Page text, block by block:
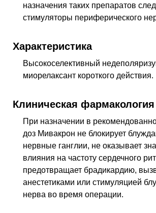
назначения таких препаратов
стимуляторы периферического
Характеристика
Высокоселективный
миорелаксант короткого действия.
Клиническая фармакология
При назначении в
доз Мивакрон не блокирует
нервные ганглии, не оказывает
влияния на частоту сердечного
предотвращает брадикардию,
анестетиками или стимуляцией
нерва во время операции.